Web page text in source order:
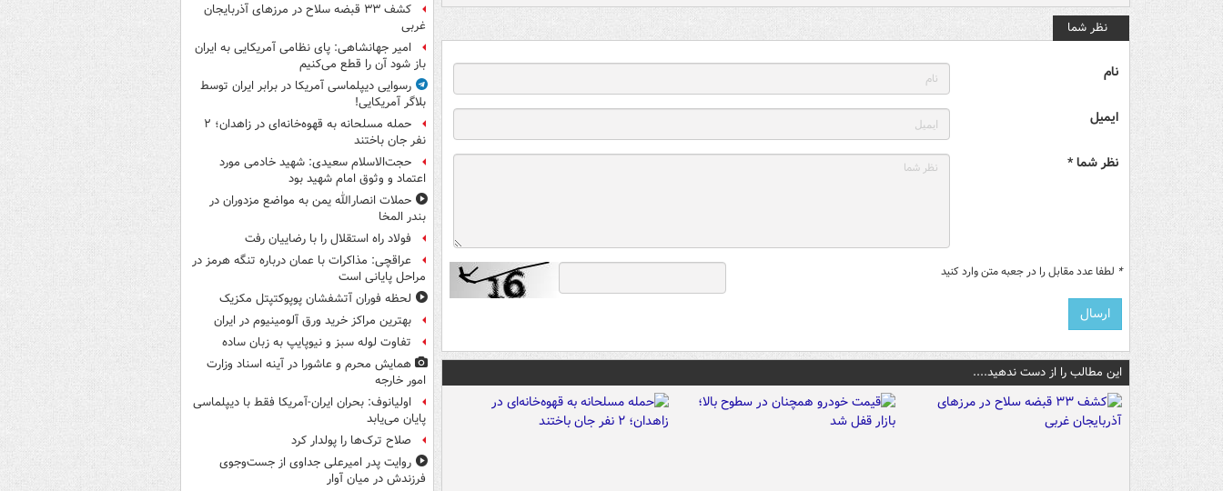
نظر شما
نام
ایمیل
نظر شما *
* لطفا عدد مقابل را در جعبه متن وارد کنید
این مطالب را از دست ندهید....
کشف ۳۳ قبضه سلاح در مرزهای آذربایجان
غربی
امیر جهانشاهی: پای نظامی آمریکایی به ایران
باز شود آن را قطع می‌کنیم
رسوایی دیپلماسی آمریکا در برابر ایران توسط
بلاگر آمریکایی!
حمله مسلحانه به قهوه‌خانه‌ای در زاهدان؛ ۲
نفر جان باختند
حجت‌الاسلام سعیدی: شهید خادمی مورد
اعتماد و وثوق امام شهید بود
حملات انصارالله یمن به مواضع مزدوران در
بندر المخا
فولاد راه استقلال را با رضاییان رفت
عراقچی: مذاکرات با عمان درباره تنگه هرمز در
مراحل پایانی است
لحظه فوران آتشفشان پوپوکتپتل مکزیک
بهترین مراکز خرید ورق آلومینیوم در ایران
تفاوت لوله سبز و نیوپایپ به زبان ساده
همایش محرم و عاشورا در آینه اسناد وزارت
امور خارجه
اولیانوف: بحران ایران-آمریکا فقط با دیپلماسی
پایان می‌یابد
صلاح ترک‌ها را پولدار کرد
روایت پدر امیرعلی جداوی از جست‌وجوی
فرزندش در میان آوار